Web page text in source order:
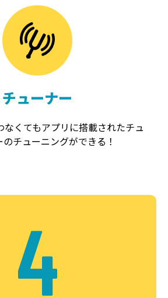
チューナー
なくてもアプリに搭載されたチュ
チューニングができる！
4